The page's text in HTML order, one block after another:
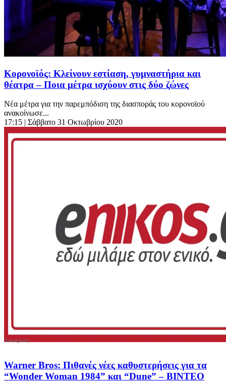
Κορονοϊός: Κλείνουν εστίαση, γυμναστήρια και
θέατρα – Ποια μέτρα ισχύουν στις δύο ζώνες
Νέα μέτρα για την παρεμπόδιση της διασποράς του κορονοϊού
ανακοίνωσε...
17:15 | Σάββατο 31 Οκτωβρίου 2020
Warner Bros: Πιθανές νέες καθυστερήσεις για τα
“Wonder Woman 1984” και “Dune” – ΒΙΝΤΕΟ